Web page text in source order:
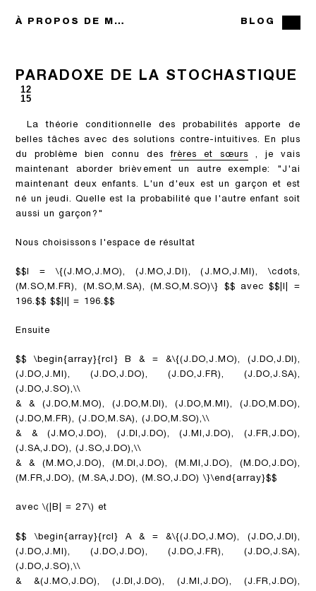
À PROPOS DE MOI BLOG
PARADOXE DE LA STOCHASTIQUE
12
15
La théorie conditionnelle des probabilités apporte de
belles tâches avec des solutions contre-intuitives. En plus
du problème bien connu desfrères et sœurs , je vais
maintenant aborder brièvement un autre exemple: "J'ai
maintenant deux enfants. L'un d'eux est un garçon et est
né un jeudi. Quelle est la probabilité que l'autre enfant soit
aussi un garçon?"
Nous choisissons l'espace de résultat
$$I = \{(J.MO,J.MO), (J.MO,J.DI), (J.MO,J.MI), \cdots,
(M.SO,M.FR), (M.SO,M.SA), (M.SO,M.SO)\} $$ avec$$|I| =
196.$$ $$|I| = 196.$$
Ensuite
$$ \begin{array}{rcl} B & = &\{(J.DO,J.MO), (J.DO,J.DI),
(J.DO,J.MI), (J.DO,J.DO), (J.DO,J.FR), (J.DO,J.SA),
(J.DO,J.SO),\\
& & (J.DO,M.MO), (J.DO,M.DI), (J.DO,M.MI), (J.DO,M.DO),
(J.DO,M.FR), (J.DO,M.SA), (J.DO,M.SO),\\
& & (J.MO,J.DO), (J.DI,J.DO), (J.MI,J.DO), (J.FR,J.DO),
(J.SA,J.DO), (J.SO,J.DO),\\
& & (M.MO,J.DO), (M.DI,J.DO), (M.MI,J.DO), (M.DO,J.DO),
(M.FR,J.DO), (M.SA,J.DO), (M.SO,J.DO) \}\end{array}$$
avec\(|B| = 27\) et
$$ \begin{array}{rcl} A & = &\{(J.DO,J.MO), (J.DO,J.DI),
(J.DO,J.MI), (J.DO,J.DO), (J.DO,J.FR), (J.DO,J.SA),
(J.DO,J.SO),\\
& &(J.MO,J.DO), (J.DI,J.DO), (J.MI,J.DO), (J.FR,J.DO),